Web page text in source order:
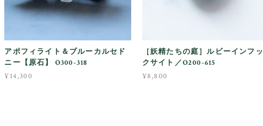
アポフィライト＆ブルーカルセド
ニー【原石】 O300-318
¥14,300
［妖精たちの庭］ルビーインフッ
クサイト／O200-615
¥8,800